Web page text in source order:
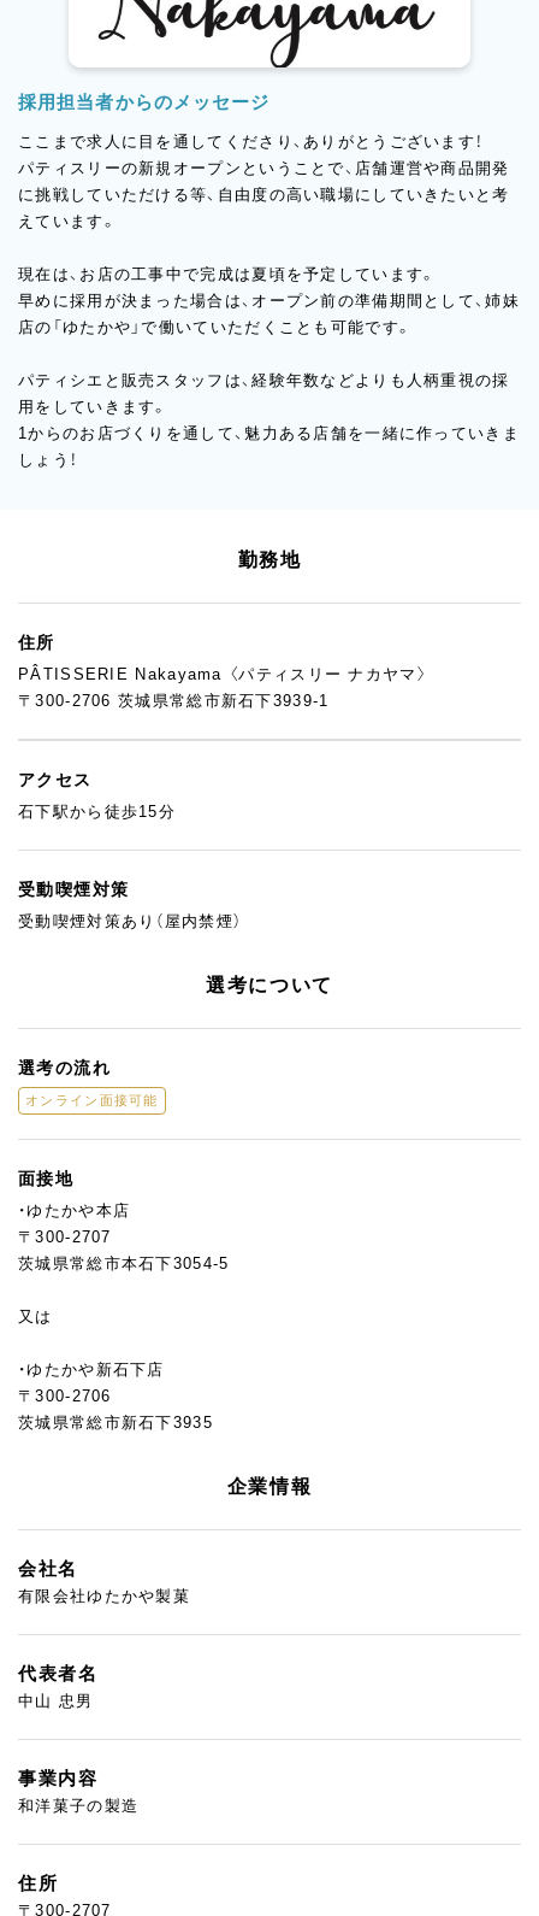
採用担当者からのメッセージ
ここまで求人に目を通してくださり、ありがとうございます！
パティスリーの新規オープンということで、店舗運営や商品開発
に挑戦していただける等、自由度の高い職場にしていきたいと考
えています。
現在は、お店の工事中で完成は夏頃を予定しています。
早めに採用が決まった場合は、オープン前の準備期間として、姉妹
店の「ゆたかや」で働いていただくことも可能です。
パティシエと販売スタッフは、経験年数などよりも人柄重視の採
用をしていきます。
1からのお店づくりを通して、魅力ある店舗を一緒に作っていきま
しょう！
勤務地
住所
PÂTISSERIE Nakayama 〈パティスリー ナカヤマ〉
〒300-2706 茨城県常総市新石下3939-1
アクセス
石下駅から徒歩15分
受動喫煙対策
受動喫煙対策あり（屋内禁煙）
選考について
選考の流れ
オンライン面接可能
面接地
・ゆたかや本店
〒300-2707
茨城県常総市本石下3054-5
又は
・ゆたかや新石下店
〒300-2706
茨城県常総市新石下3935
企業情報
会社名
有限会社ゆたかや製菓
代表者名
中山 忠男
事業内容
和洋菓子の製造
住所
〒300-2707